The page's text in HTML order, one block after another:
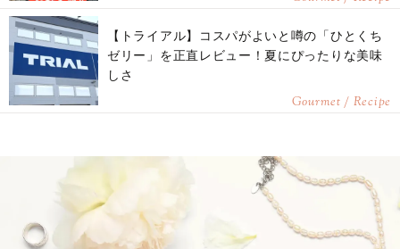
【トライアル】コスパがよいと噂の「ひとくち
ゼリー」を正直レビュー！夏にぴったりな美味
しさ
Gourmet / Recipe